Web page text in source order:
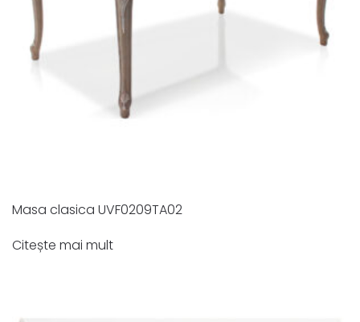
Masa clasica UVF0209TA02
Citește mai mult